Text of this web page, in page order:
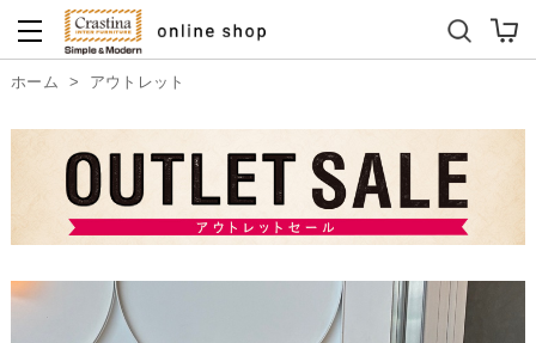
ダイニングテーブルセット
ホーム > アウトレット